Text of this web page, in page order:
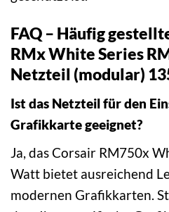
FAQ – Häufig
RMx White Series
Netzteil (modular)
Ist das Netzteil für den
Grafikkarte geeignet?
Ja, das Corsair RM750x
Watt bietet ausreichend
modernen Grafikkarten.